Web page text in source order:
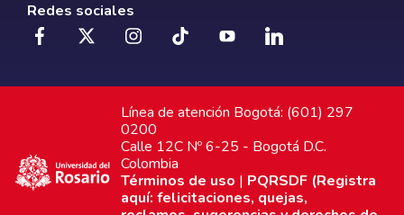
Redes sociales
Línea de atención Bogotá: (601) 297
0200
Calle 12C Nº 6-25 - Bogotá D.C.
Colombia
Términos de uso | PQRSDF (Registra
aquí: felicitaciones, quejas,